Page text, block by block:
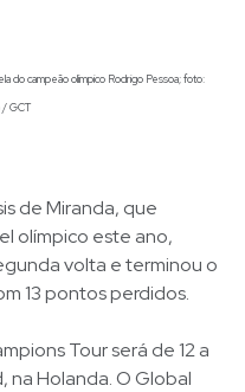
do campeão olímpico Rodrigo Pessoa; foto:
/ GCT
de Miranda, que
olímpico este ano,
volta e terminou o
13 pontos perdidos.
Tour será de 12 a
na Holanda. O Global